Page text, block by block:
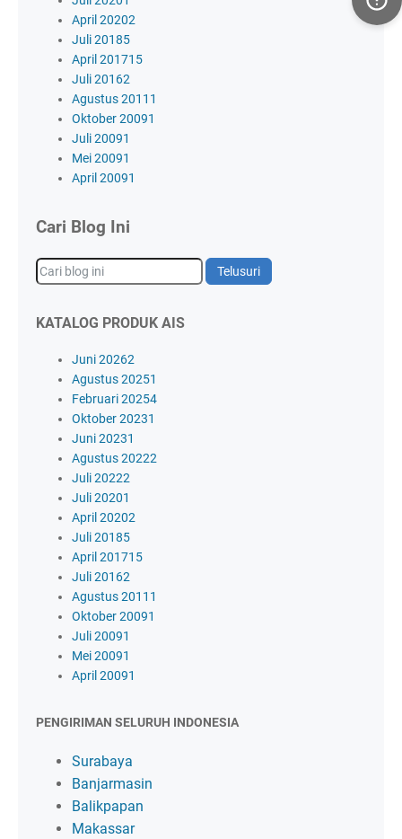
April 20202
Juli 20185
April 201715
Juli 20162
Agustus 2011 1
Oktober 20091
Juli 20091
Mei 20091
April 20091
Cari Blog Ini
KATALOG PRODUK AIS
Juni 20262
Agustus 20251
Februari 20254
Oktober 20231
Juni 20231
Agustus 20222
Juli 20222
Juli 20201
April 20202
Juli 20185
April 201715
Juli 20162
Agustus 2011 1
Oktober 20091
Juli 20091
Mei 20091
April 20091
PENGIRIMAN SELURUH INDONESIA
Surabaya
Banjarmasin
Balikpapan
Makassar